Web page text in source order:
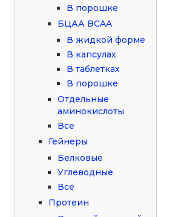
В порошке
БЦАА BCAA
В жидкой форме
В капсулах
В таблетках
В порошке
Отдельные
аминокислоты
Все
Гейнеры
Белковые
Углеводные
Все
Протеин